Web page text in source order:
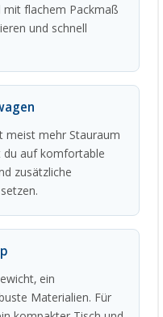
mit flachem Packmaß
und schnell
meist mehr Stauraum
du auf komfortable
zusätzliche
ein
Materialien. Für